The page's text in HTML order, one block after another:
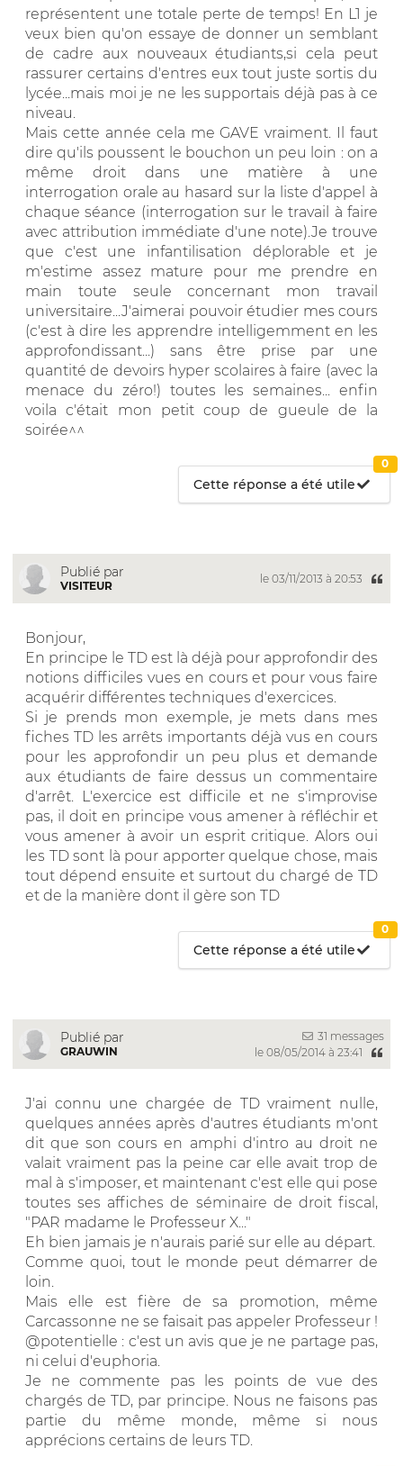
représentent une totale perte de temps! En L1 je
veux bien qu'on essaye de donner un semblant
de cadre aux nouveaux étudiants,si cela peut
rassurer certains d'entres eux tout juste sortis du
lycée...mais moi je ne les supportais déjà pas à ce
niveau.
Mais cette année cela me GAVE vraiment. Il faut
dire qu'ils poussent le bouchon un peu loin : on a
même droit dans une matière à une
interrogation orale au hasard sur la liste d'appel à
chaque séance (interrogation sur le travail à faire
avec attribution immédiate d'une note).Je trouve
que c'est une infantilisation déplorable et je
m'estime assez mature pour me prendre en
main toute seule concernant mon travail
universitaire...J'aimerai pouvoir étudier mes cours
(c'est à dire les apprendre intelligemment en les
approfondissant...) sans être prise par une
quantité de devoirs hyper scolaires à faire (avec la
menace du zéro!) toutes les semaines... enfin
voila c'était mon petit coup de gueule de la
soirée^^
Cette réponse a été utile
0
Publié par
VISITEUR
le 03/11/2013 à 20:53
Bonjour,
En principe le TD est là déjà pour approfondir des
notions difficiles vues en cours et pour vous faire
acquérir différentes techniques d'exercices.
Si je prends mon exemple, je mets dans mes
fiches TD les arrêts importants déjà vus en cours
pour les approfondir un peu plus et demande
aux étudiants de faire dessus un commentaire
d'arrêt. L'exercice est difficile et ne s'improvise
pas, il doit en principe vous amener à réfléchir et
vous amener à avoir un esprit critique. Alors oui
les TD sont là pour apporter quelque chose, mais
tout dépend ensuite et surtout du chargé de TD
et de la manière dont il gère son TD
Cette réponse a été utile
0
Publié par
GRAUWIN
31 messages
le 08/05/2014 à 23:41
J'ai connu une chargée de TD vraiment nulle,
quelques années après d'autres étudiants m'ont
dit que son cours en amphi d'intro au droit ne
valait vraiment pas la peine car elle avait trop de
mal à s'imposer, et maintenant c'est elle qui pose
toutes ses affiches de séminaire de droit fiscal,
"PAR madame le Professeur X..."
Eh bien jamais je n'aurais parié sur elle au départ.
Comme quoi, tout le monde peut démarrer de
loin.
Mais elle est fière de sa promotion, même
Carcassonne ne se faisait pas appeler Professeur !
@potentielle : c'est un avis que je ne partage pas,
ni celui d'euphoria.
Je ne commente pas les points de vue des
chargés de TD, par principe. Nous ne faisons pas
partie du même monde, même si nous
apprécions certains de leurs TD.